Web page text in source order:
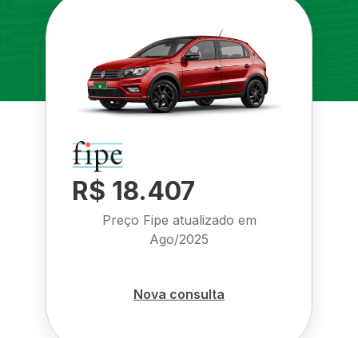
R$ 18.407
Preço Fipe atualizado em
Ago/2025
Nova consulta